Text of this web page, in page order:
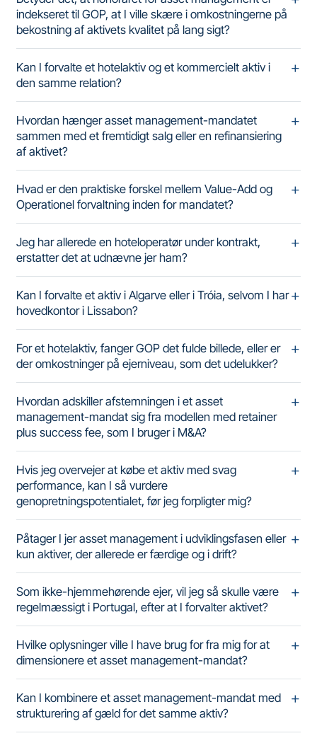
indekseret til GOP, at I ville skære i omkostningerne på
bekostning af aktivets kvalitet på lang sigt?
Kan I forvalte et hotelaktiv og et kommercielt aktiv i
den samme relation?
Hvordan hænger asset management-mandatet
sammen med et fremtidigt salg eller en refinansiering
af aktivet?
Hvad er den praktiske forskel mellem Value-Add og
Operationel forvaltning inden for mandatet?
Jeg har allerede en hoteloperatør under kontrakt,
erstatter det at udnævne jer ham?
Kan I forvalte et aktiv i Algarve eller i Tróia, selvom I har
hovedkontor i Lissabon?
For et hotelaktiv, fanger GOP det fulde billede, eller er
der omkostninger på ejerniveau, som det udelukker?
Hvordan adskiller afstemningen i et asset
management-mandat sig fra modellen med retainer
plus success fee, som I bruger i M&A?
Hvis jeg overvejer at købe et aktiv med svag
performance, kan I så vurdere
genopretningspotentialet, før jeg forpligter mig?
Påtager I jer asset management i udviklingsfasen eller
kun aktiver, der allerede er færdige og i drift?
Som ikke-hjemmehørende ejer, vil jeg så skulle være
regelmæssigt i Portugal, efter at I forvalter aktivet?
Hvilke oplysninger ville I have brug for fra mig for at
dimensionere et asset management-mandat?
Kan I kombinere et asset management-mandat med
strukturering af gæld for det samme aktiv?